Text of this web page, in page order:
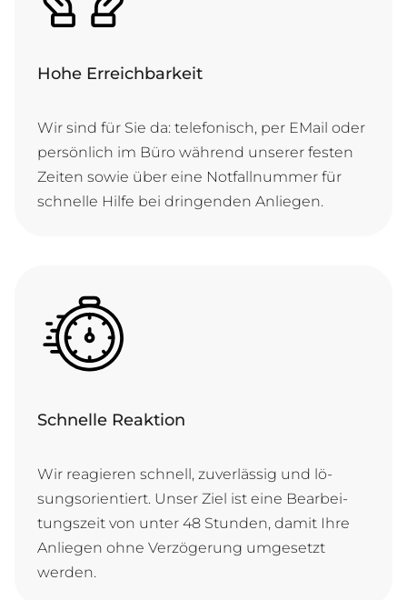
Hohe Erreichbarkeit
Wir sind für Sie da: te­le­fo­nisch, per E­Mail o­der
per­sön­lich im Bü­ro wäh­rend un­se­rer fes­ten
Zei­ten so­wie ü­ber ei­ne Not­fall­num­mer für
schnel­le Hil­fe bei drin­gen­den Anliegen.
Schnelle Reaktion
Wir re­a­gie­ren schnell, zu­ver­läs­sig und lö­
sungs­ori­en­tiert. Un­ser Ziel ist ei­ne Be­ar­bei­
tungs­zeit von un­ter 48 Stun­den, da­mit Ih­re
An­lie­gen oh­ne Ver­zö­ge­rung um­ge­setzt
werden.